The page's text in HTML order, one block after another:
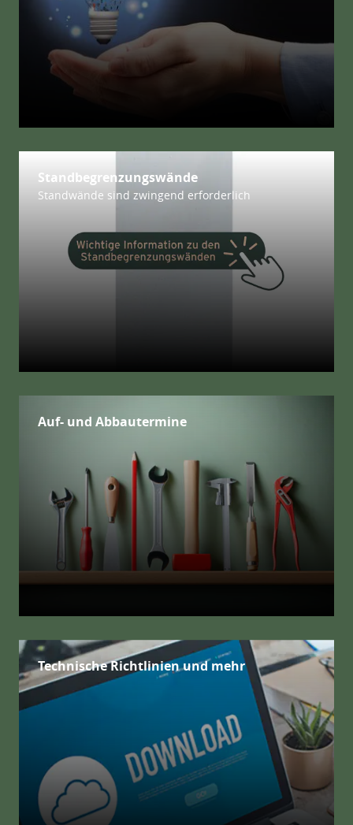
Standbegrenzungswände
Standwände sind zwingend erforderlich
Auf- und Abbautermine
Technische Richtlinien und mehr